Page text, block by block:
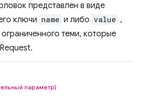
представлен в виде
ключи name и либо value ,
ограниченного теми, которые
параметр)